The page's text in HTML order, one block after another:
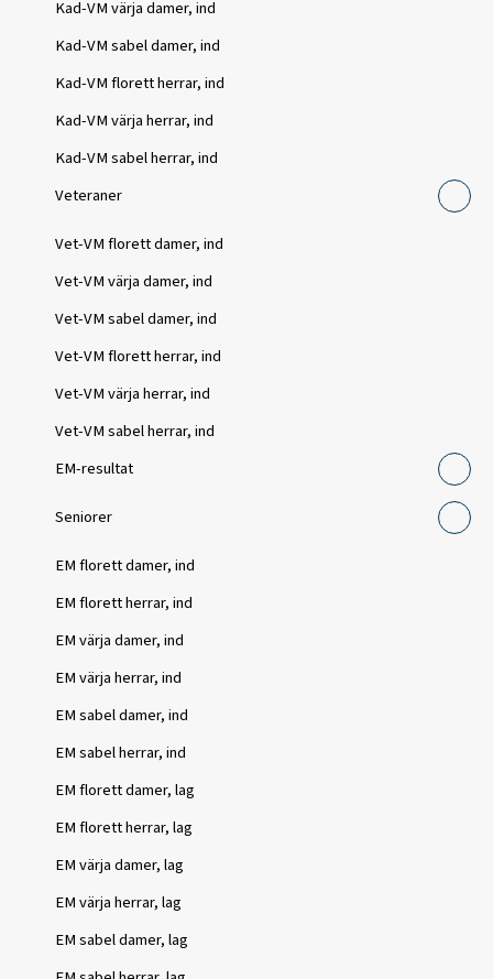
Kad-VM värja damer, ind
Kad-VM sabel damer, ind
Kad-VM florett herrar, ind
Kad-VM värja herrar, ind
Kad-VM sabel herrar, ind
Veteraner
Vet-VM florett damer, ind
Vet-VM värja damer, ind
Vet-VM sabel damer, ind
Vet-VM florett herrar, ind
Vet-VM värja herrar, ind
Vet-VM sabel herrar, ind
EM-resultat
Seniorer
EM florett damer, ind
EM florett herrar, ind
EM värja damer, ind
EM värja herrar, ind
EM sabel damer, ind
EM sabel herrar, ind
EM florett damer, lag
EM florett herrar, lag
EM värja damer, lag
EM värja herrar, lag
EM sabel damer, lag